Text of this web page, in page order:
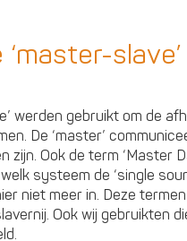
werden gebruikt om de
De ‘master’
zijn. Ook de term ‘Master
systeem de ‘single
niet meer in. Deze
Ook wij gebruikten